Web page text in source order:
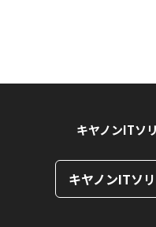
キヤノンITソ
キヤノンITソ